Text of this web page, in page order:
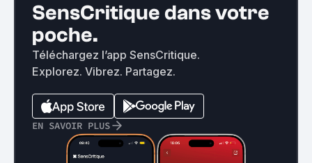
SensCritique dans votre
poche.
Téléchargez l’app SensCritique.
Explorez. Vibrez. Partagez.
EN SAVOIR PLUS